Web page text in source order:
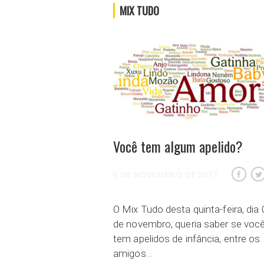
MIX TUDO
Você tem algum apelido?
9 DE NOVEMBRO DE 2017
O Mix Tudo desta quinta-feira, dia
de novembro, queria saber se
tem apelidos de infância, entre os
amigos…